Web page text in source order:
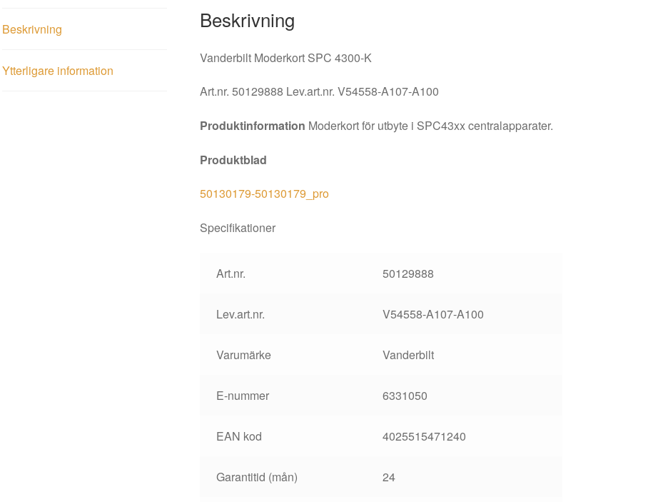
Beskrivning
Ytterligare information
Beskrivning
Vanderbilt Moderkort SPC 4300-K
Art.nr. 50129888 Lev.art.nr. V54558-A107-A100
Produktinformation Moderkort för utbyte i SPC43xx centralapparater.
Produktblad
50130179-50130179_pro
Specifikationer
Art.nr. 50129888
Lev.art.nr. V54558-A107-A100
Varumärke Vanderbilt
E-nummer 6331050
EAN kod 4025515471240
Garantitid (mån) 24